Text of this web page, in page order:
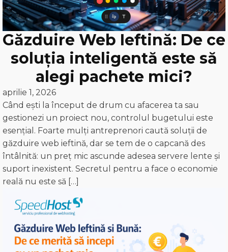
Găzduire Web Ieftină: De ce
soluția inteligentă este să
alegi pachete mici?
aprilie 1, 2026
Când ești la început de drum cu afacerea ta sau
gestionezi un proiect nou, controlul bugetului este
esențial. Foarte mulți antreprenori caută soluții de
găzduire web ieftină, dar se tem de o capcană des
întâlnită: un preț mic ascunde adesea servere lente și
suport inexistent. Secretul pentru a face o economie
reală nu este să […]